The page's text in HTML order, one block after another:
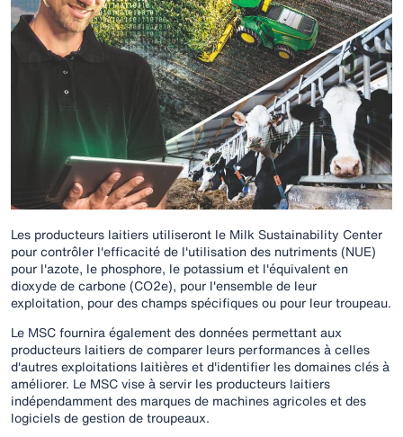
Les producteurs laitiers utiliseront le Milk Sustainability Center
pour contrôler l'efficacité de l'utilisation des nutriments (NUE)
pour l'azote, le phosphore, le potassium et l'équivalent en
dioxyde de carbone (CO2e), pour l'ensemble de leur
exploitation, pour des champs spécifiques ou pour leur troupeau.
Le MSC fournira également des données permettant aux
producteurs laitiers de comparer leurs performances à celles
d'autres exploitations laitières et d'identifier les domaines clés à
améliorer. Le MSC vise à servir les producteurs laitiers
indépendamment des marques de machines agricoles et des
logiciels de gestion de troupeaux.